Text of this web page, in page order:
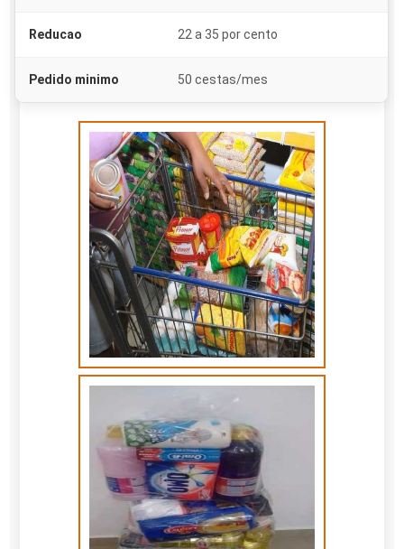
Reducao 22 a 35 por cento
Pedido minimo 50 cestas/mes